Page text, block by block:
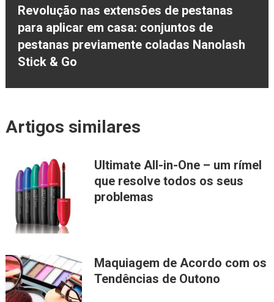
Revolução nas extensões de pestanas
para aplicar em casa: conjuntos de
pestanas previamente coladas Nanolash
Stick & Go
Artigos similares
Ultimate All-in-One – um rímel
que resolve todos os seus
problemas
Maquiagem de Acordo com os
Tendências de Outono